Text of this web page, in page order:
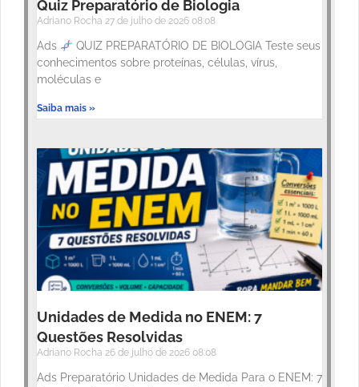
Quiz Preparatório de Biologia
Adriano Rocha 27 de julho de 2026 08:08
Ads
QUIZ PREPARATÓRIO DE BIOLOGIA Teste seus
conhecimentos sobre proteínas, células, vírus,
moléculas e
Saiba mais »
Unidades de Medida no ENEM: 7
Questões Resolvidas
Adriano Rocha 26 de julho de 2026 08:08
Ads Preparatório Unidades de Medida Para o ENEM: 7